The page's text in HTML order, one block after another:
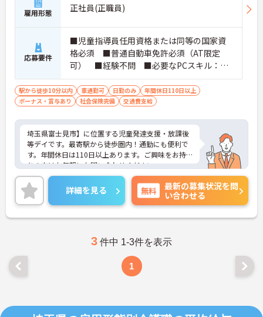
雇用形態 正社員(正職員)
応募要件
■児童指導員任用資格または同等の国家資
格必須 ■普通自動車免許必須（AT限定
可） ■経験不問 ■必要なPCスキル：基
本的なWord操作
駅から徒歩10分以内 車通勤可 日勤のみ
年間休日110日以上
ボーナス・賞与あり
社会保険完備 交通費支給
埼玉県富士見市】に位置する児童発達支援・放課後
等デイです。最寄駅から徒歩圏内！通勤にも便利で
す。年間休日は110日以上あります。ご興味をお持
ちの方はお気軽にお問い合わせください。
詳細を見る 無料
最新の募集状況を問
い合わせる
3 件中 1-3件を表示
1